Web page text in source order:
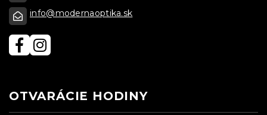
info@modernaoptika.sk
OTVARÁCIE HODINY